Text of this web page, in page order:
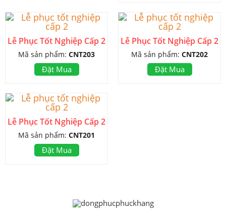
Lễ Phục Tốt Nghiệp Cấp 2
Mã sản phẩm: CNT203
Đặt Mua
Lễ Phục Tốt Nghiệp Cấp 2
Mã sản phẩm: CNT202
Đặt Mua
Lễ Phục Tốt Nghiệp Cấp 2
Mã sản phẩm: CNT201
Đặt Mua